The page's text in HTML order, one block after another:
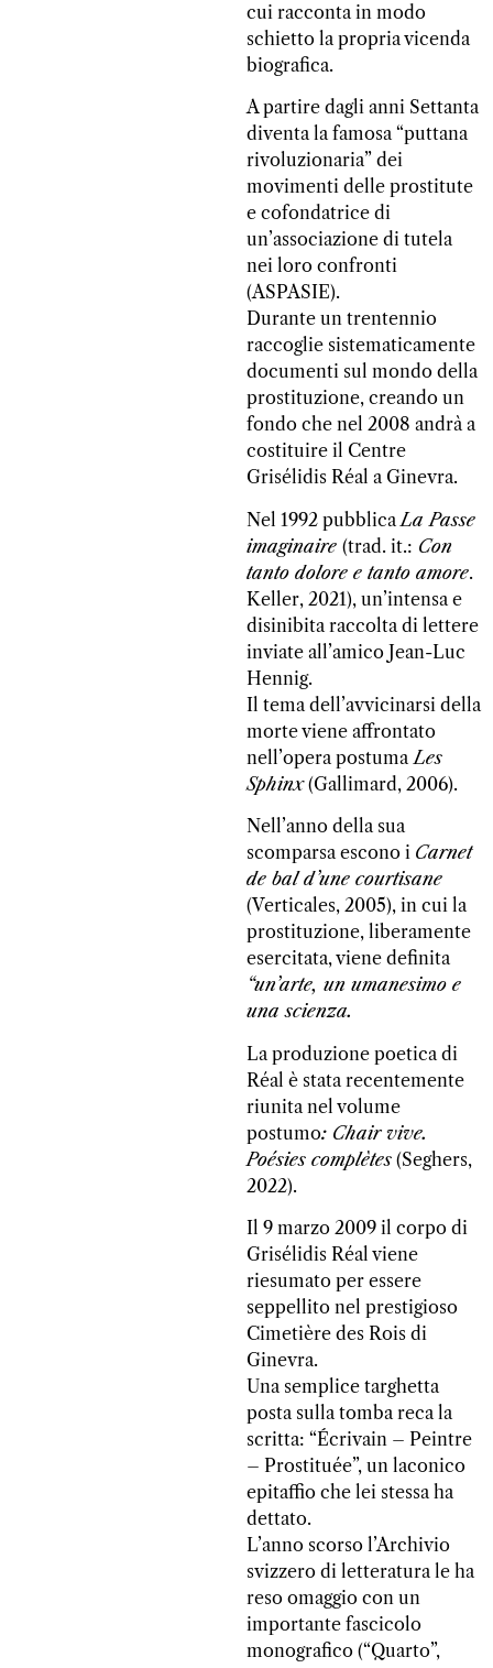
cui racconta in modo
schietto la propria vicenda
biografica.
A partire dagli anni Settanta
diventa la famosa “puttana
rivoluzionaria” dei
movimenti delle prostitute
e cofondatrice di
un’associazione di tutela
nei loro confronti
(ASPASIE).
Durante un trentennio
raccoglie sistematicamente
documenti sul mondo della
prostituzione, creando un
fondo che nel 2008 andrà a
costituire il Centre
Grisélidis Réal a Ginevra.
Nel 1992 pubblica La Passe
imaginaire (trad. it.: Con
tanto dolore e tanto amore.
Keller, 2021), un’intensa e
disinibita raccolta di lettere
inviate all’amico Jean-Luc
Hennig.
Il tema dell’avvicinarsi della
morte viene affrontato
nell’opera postuma Les
Sphinx(Gallimard, 2006).
Nell’anno della sua
scomparsa escono i Carnet
de bal d’une courtisane
(Verticales, 2005), in cui la
prostituzione, liberamente
esercitata, viene definita
“un’arte, un umanesimo e
una scienza.
La produzione poetica di
Réal è stata recentemente
riunita nel volume
postumo: Chair vive.
Poésies complètes (Seghers,
2022).
Il 9 marzo 2009 il corpo di
Grisélidis Réal viene
riesumato per essere
seppellito nel prestigioso
Cimetière des Rois di
Ginevra.
Una semplice targhetta
posta sulla tomba reca la
scritta: “Écrivain – Peintre
– Prostituée”, un laconico
epitaffio che lei stessa ha
dettato.
L’anno scorso l’Archivio
svizzero di letteratura le ha
reso omaggio con un
importante fascicolo
monografico (“Quarto”,